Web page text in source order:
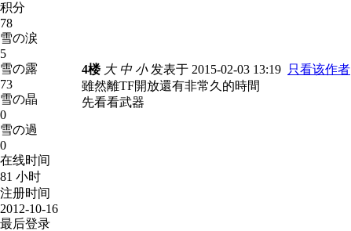
积分
78
雪の涙
5
雪の露
73
雪の晶
0
雪の過
0
在线时间
81 小时
注册时间
2012-10-16
最后登录
4楼 大 中 小发表于 2015-02-03 13:19 只看该作者
雖然離TF開放還有非常久的時間
先看看武器